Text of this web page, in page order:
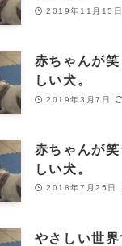
2019年11月15日
赤ちゃんが
しい犬。
2019年3月7日
赤ちゃんが
しい犬。
2018年7月25日
やさしい世